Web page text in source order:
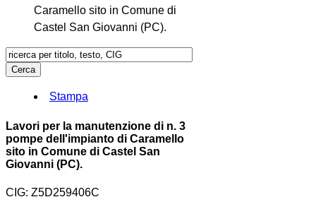
Caramello sito in Comune di
Castel San Giovanni (PC).
Stampa
Lavori per la manutenzione di n. 3
pompe dell'impianto di Caramello
sito in Comune di Castel San
Giovanni (PC).
CIG: Z5D259406C